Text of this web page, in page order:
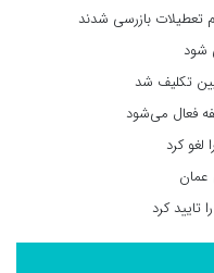
تعطیلات بازرسی شدند
شود
تکلیف شد
فعال می‌شود
کرد
عمان
تایید کرد